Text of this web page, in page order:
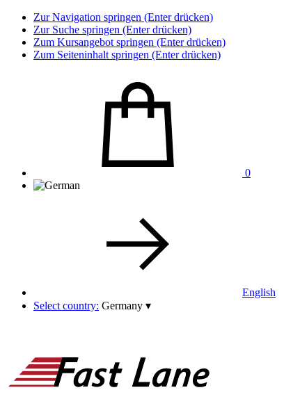
Zur Navigation springen (Enter drücken)
Zur Suche springen (Enter drücken)
Zum Kursangebot springen (Enter drücken)
Zum Seiteninhalt springen (Enter drücken)
0
English
Select country: Germany ▾